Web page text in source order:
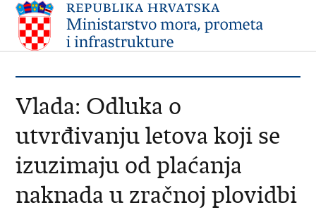
Vlada: Odluka o
utvrđivanju letova koji se
izuzimaju od plaćanja
naknada u zračnoj plovidbi